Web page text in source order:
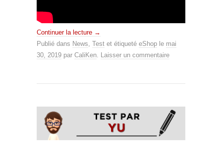
Continuer la lecture →
Publié dans News, Test et étiqueté eShop le mai
30, 2019 par CaliKen. Laisser un commentaire